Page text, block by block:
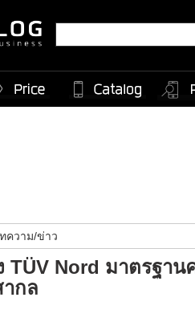
ความ/ข่าว
TÜV Nord มาตรฐาน
กล